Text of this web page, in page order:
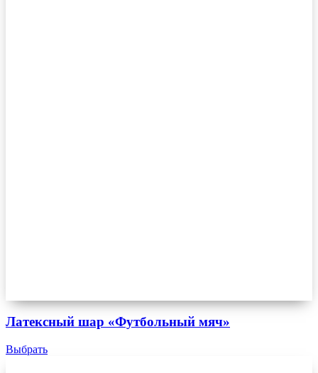
Латексный шар «Футбольный мяч»
Выбрать